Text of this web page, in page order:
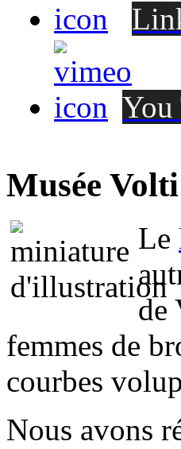
You
Musée
Le
de
femmes de
courbes
Nous avons